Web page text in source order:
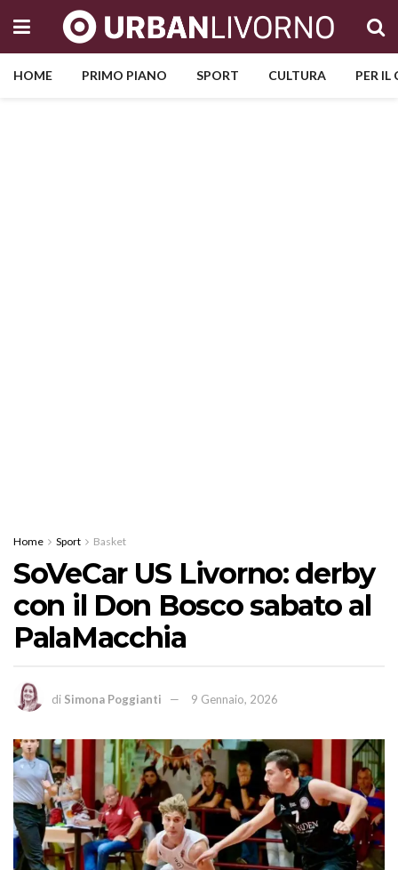
HOME PRIMO PIANO SPORT CULTURA PER
Home Sport Basket
SoVeCar US Livorno: derby
con il Don Bosco sabato al
PalaMacchia
di Simona Poggianti 9 Gennaio, 2026